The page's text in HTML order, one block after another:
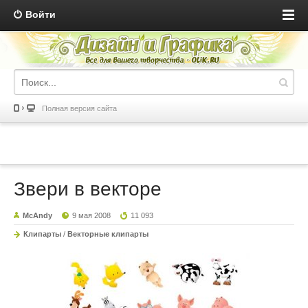
Войти
Полная версия сайта
Звери в векторе
McAndy 9 мая 2008 11 093
Клипарты / Векторные клипарты